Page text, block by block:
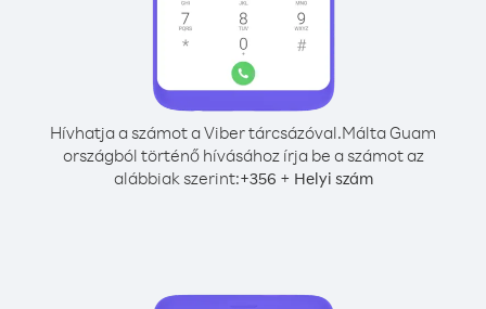
Hívhatja a számot a Viber tárcsázóval.Málta Guam
országból történő hívásához írja be a számot az
alábbiak szerint:+356 + Helyi szám